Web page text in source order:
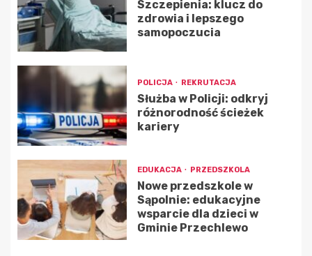
Szczepienia: klucz do
zdrowia i lepszego
samopoczucia
POLICJA REKRUTACJA
Służba w Policji: odkryj
różnorodność ścieżek
kariery
EDUKACJA PRZEDSZKOLA
Nowe przedszkole w
Sąpolnie: edukacyjne
wsparcie dla dzieci w
Gminie Przechlewo